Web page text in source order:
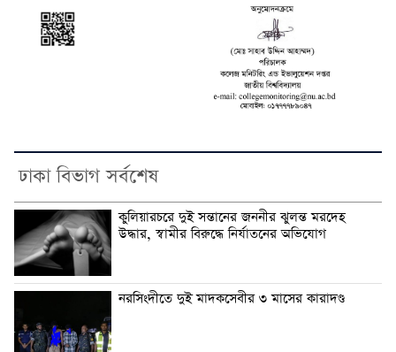
ঢাকা বিভাগ সর্বশেষ
কুলিয়ারচরে দুই সন্তানের জননীর ঝুলন্ত মরদেহ
উদ্ধার, স্বামীর বিরুদ্ধে নির্যাতনের অভিযোগ
নরসিংদীতে দুই মাদকসেবীর ৩ মাসের কারাদণ্ড